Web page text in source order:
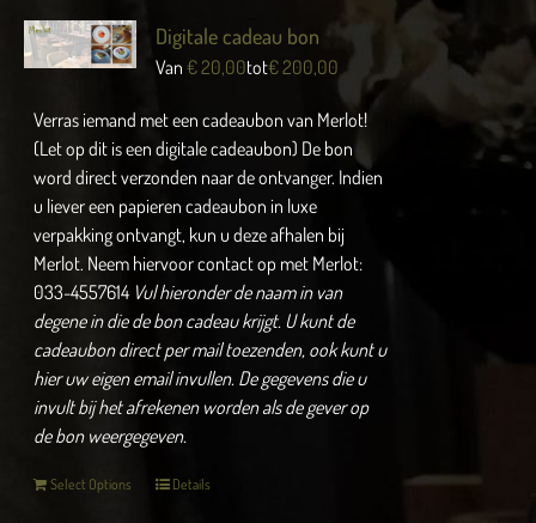
Digitale cadeau bon
Van€20,00tot€200,00
Verras iemand met een cadeaubon van Merlot!
(Let op dit is een digitale cadeaubon) De bon
word direct verzonden naar de ontvanger. Indien
u liever een papieren cadeaubon in luxe
verpakking ontvangt, kun u deze afhalen bij
Merlot. Neem hiervoor contact op met Merlot:
033-4557614 Vul hieronder de naam in van
degene in die de bon cadeau krijgt. U kunt de
cadeaubon direct per mail toezenden, ook kunt u
hier uw eigen email invullen. De gegevens die u
invult bij het afrekenen worden als de gever op
de bon weergegeven.
Select Options Details